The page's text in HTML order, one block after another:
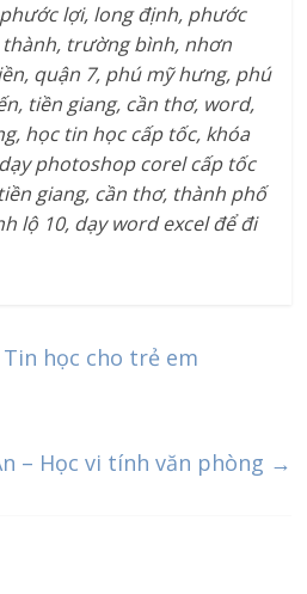
lợi, long định, phước
thành, trường bình, nhơn
quận 7, phú mỹ hưng, phú
tiền giang, cần thơ, word,
học tin học cấp tốc, khóa
photoshop corel cấp tốc
giang, cần thơ, thành phố
lộ 10, dạy word excel để đi
học cho trẻ em
– Học vi tính văn phòng →